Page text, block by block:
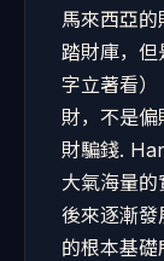
馬來西亞
踏財庫，但
字立著看
財，不是
財騙錢.
大氣海量
後來逐漸發
的根本基